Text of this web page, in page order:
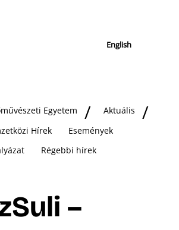
English
Egyetem
Aktuális
Hírek
Események
Régebbi hírek
–